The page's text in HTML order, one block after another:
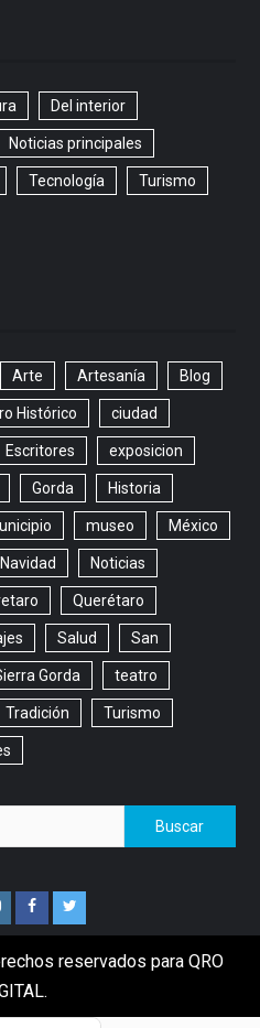
Del interior
Noticias principales
Tecnología Turismo
Arte Artesanía Blog
Histórico ciudad
Escritores exposicion
Gorda Historia
museo México
Navidad Noticias
Querétaro
Salud San
Gorda teatro
Tradición Turismo
reservados para QRO